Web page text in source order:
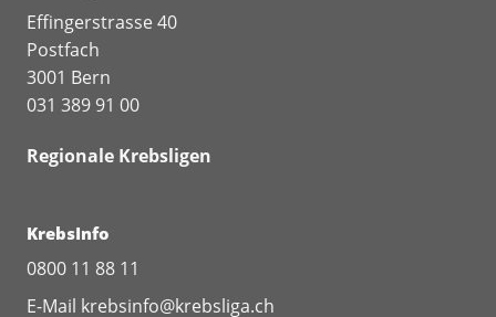
Effingerstrasse 40
Postfach
3001 Bern
031 389 91 00
Regionale Krebsligen
KrebsInfo
0800 11 88 11
E-Mail krebsinfo@krebsliga.ch